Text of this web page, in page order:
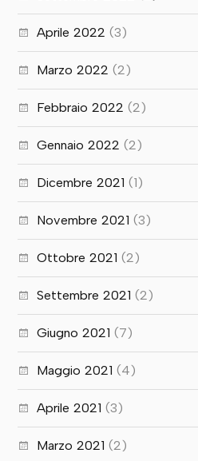
Aprile 2022 (3)
Marzo 2022 (2)
Febbraio 2022 (2)
Gennaio 2022 (2)
Dicembre 2021 (1)
Novembre 2021 (3)
Ottobre 2021 (2)
Settembre 2021 (2)
Giugno 2021 (7)
Maggio 2021 (4)
Aprile 2021 (3)
Marzo 2021 (2)